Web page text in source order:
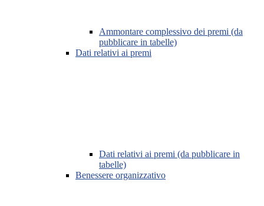
Ammontare complessivo dei premi (da
pubblicare in tabelle)
Dati relativi ai premi
Dati relativi ai premi (da pubblicare in
tabelle)
Benessere organizzativo